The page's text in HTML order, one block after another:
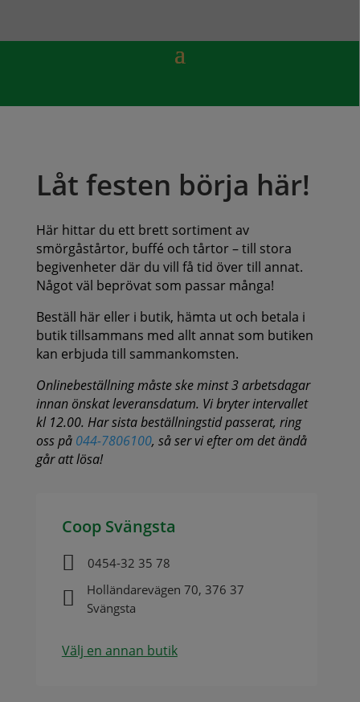
Låt festen börja här!
Här hittar du ett brett sortiment av
smörgåstårtor, buffé och tårtor – till stora
begivenheter där du vill få tid över till annat.
Något väl beprövat som passar många!
Beställ här eller i butik, hämta ut och betala i
butik tillsammans med allt annat som butiken
kan erbjuda till sammankomsten.
Onlinebeställning måste ske minst 3 arbetsdagar
innan önskat leveransdatum. Vi bryter intervallet
kl 12.00. Har sista beställningstid passerat, ring
oss på 044-7806100, så ser vi efter om det ändå
går att lösa!
Coop Svängsta
 0454-32 35 78

Holländarevägen 70, 376 37
Svängsta
Välj en annan butik